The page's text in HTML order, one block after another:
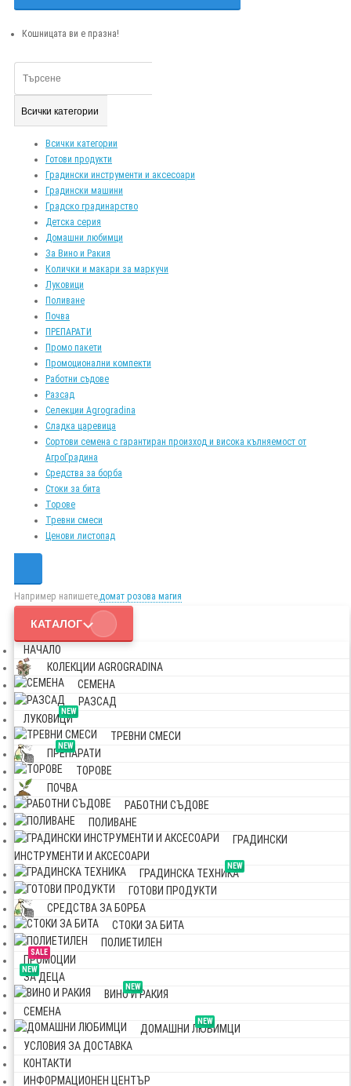
Кошницата ви е празна!
Всички категории
Всички категории
Готови продукти
Градински инструменти и аксесоари
Градински машини
Градско градинарство
Детска серия
Домашни любимци
За Вино и Ракия
Колички и макари за маркучи
Луковици
Поливане
Почва
ПРЕПАРАТИ
Промо пакети
Промоционални компекти
Работни съдове
Разсад
Селекции Agrogradina
Сладка царевица
Сортови семена с гарантиран произход и висока кълняемост от
АгроГрадина
Средства за борба
Стоки за бита
Торове
Тревни смеси
Ценови листопад
Например напишете,домат розова магия
КАТАЛОГ
НАЧАЛО
КОЛЕКЦИИ AGROGRADINA
СЕМЕНА
РАЗСАД
NEW
ЛУКОВИЦИ
ТРЕВНИ СМЕСИ
NEW
ПРЕПАРАТИ
ТОРОВЕ
ПОЧВА
РАБОТНИ СЪДОВЕ
ПОЛИВАНЕ
ГРАДИНСКИ
ИНСТРУМЕНТИ И АКСЕСОАРИ
NEW
ГРАДИНСКА ТЕХНИКА
ГОТОВИ ПРОДУКТИ
СРЕДСТВА ЗА БОРБА
СТОКИ ЗА БИТА
ПОЛИЕТИЛЕН
SALE
ПРОМОЦИИ
NEW
ЗА ДЕЦА
NEW
ВИНО И РАКИЯ
СЕМЕНА
NEW
ДОМАШНИ ЛЮБИМЦИ
УСЛОВИЯ ЗА ДОСТАВКА
КОНТАКТИ
ИНФОРМАЦИОНЕН ЦЕНТЪР